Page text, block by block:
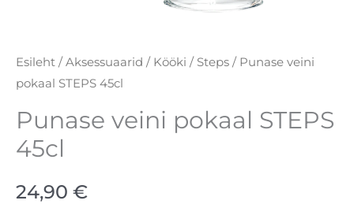
Esileht / Aksessuaarid / Kööki / Steps / Punase veini
pokaal STEPS 45cl
Punase veini pokaal STEPS
45cl
24,90 €